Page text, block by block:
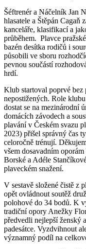
Šéftrenér a Náčelník Jan
hlasatele a Štěpán Cagaň
kanceláře, klasifikací a
průběhem. Plavce
bazén desítka rodičů i
působili ve sboru
pevnou součástí
hrdí.
Klub startoval poprvé
nepostižených. Role
dostat se na mezinárodní
domácích závodech a
plavání v Českém svazu
2023) přišel správný čas
celoročně trénují.
všem dosavadním
Borské a Adéle
plaveckém snažení.
V sestavě složené čistě z
opět ovládnout soutěž
polohové do 34 bodů. K
tradiční opory Anežky
předvedli nejlepší ženský
padesátce. Vyzdvihnout
významný podíl na